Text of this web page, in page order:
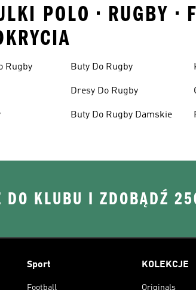
POLO • RUGBY •
Rugby Buty Do Rugby
Dresy Do Rugby
Buty Do Rugby Damskie
DO KLUBU I ZDOBĄDŹ
Sport
Football
KOLEKCJE
Originals